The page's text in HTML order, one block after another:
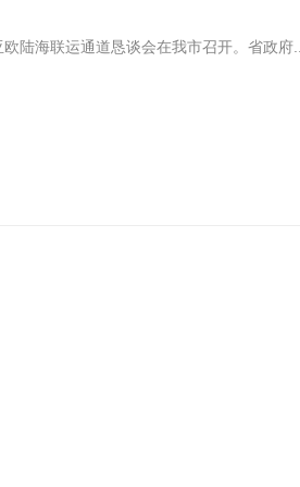
陆海联运通道恳谈会在我市召开。省政府...